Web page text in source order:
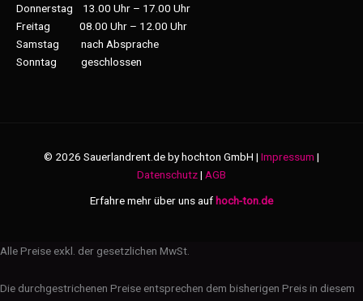
Donnerstag 13.00 Uhr – 17.00 Uhr
Freitag 08.00 Uhr – 12.00 Uhr
Samstag nach Absprache
Sonntag geschlossen
© 2026 Sauerlandrent.de by hochton GmbH | Impressum |
Datenschutz| AGB
Erfahre mehr über uns auf hoch-ton.de
Alle Preise exkl. der gesetzlichen MwSt.
Die durchgestrichenen Preise entsprechen dem bisherigen Preis in diesem